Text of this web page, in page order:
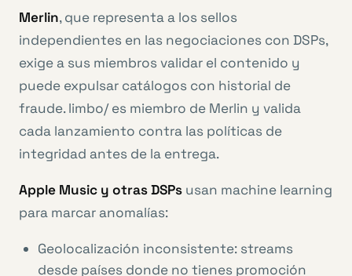
Merlin, que representa a los sellos
independientes en las negociaciones con DSPs,
exige a sus miembros validar el contenido y
puede expulsar catálogos con historial de
fraude. limbo/ es miembro de Merlin y valida
cada lanzamiento contra las políticas de
integridad antes de la entrega.
Apple Music y otras DSPs usan machine learning
para marcar anomalías:
Geolocalización inconsistente: streams
desde países donde no tienes promoción